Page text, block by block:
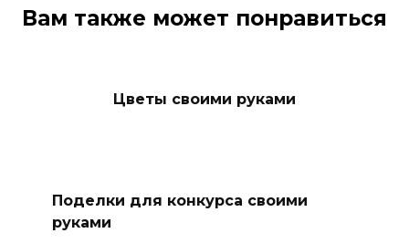
Вам также может понравиться
Цветы своими руками
Поделки для конкурса своими
руками